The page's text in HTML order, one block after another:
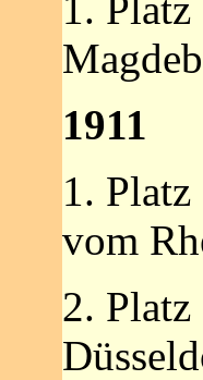
1911
1.
vom
2.